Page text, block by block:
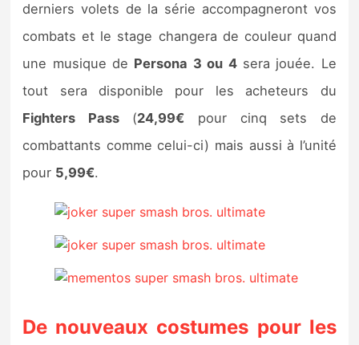
derniers volets de la série accompagneront vos
combats et le stage changera de couleur quand
une musique de Persona 3 ou 4sera jouée. Le
tout sera disponible pour les acheteurs du
Fighters Pass(24,99€ pour cinq sets de
combattants comme celui-ci) mais aussi à l’unité
pour 5,99€.
De nouveaux costumes pour les